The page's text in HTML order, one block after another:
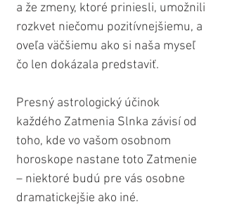
a že zmeny, ktoré priniesli, umožnili
rozkvet niečomu pozitívnejšiemu, a
oveľa väčšiemu ako si naša myseľ
čo len dokázala predstaviť.
Presný astrologický účinok
každého Zatmenia Slnka závisí od
toho, kde vo vašom osobnom
horoskope nastane toto Zatmenie
– niektoré budú pre vás osobne
dramatickejšie ako iné.